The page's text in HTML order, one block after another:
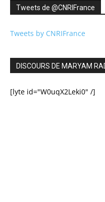
Tweets de ‎@CNRIFrance
Tweets by CNRIFrance
DISCOURS DE MARYAM
[lyte id="W0uqX2Leki0" /]